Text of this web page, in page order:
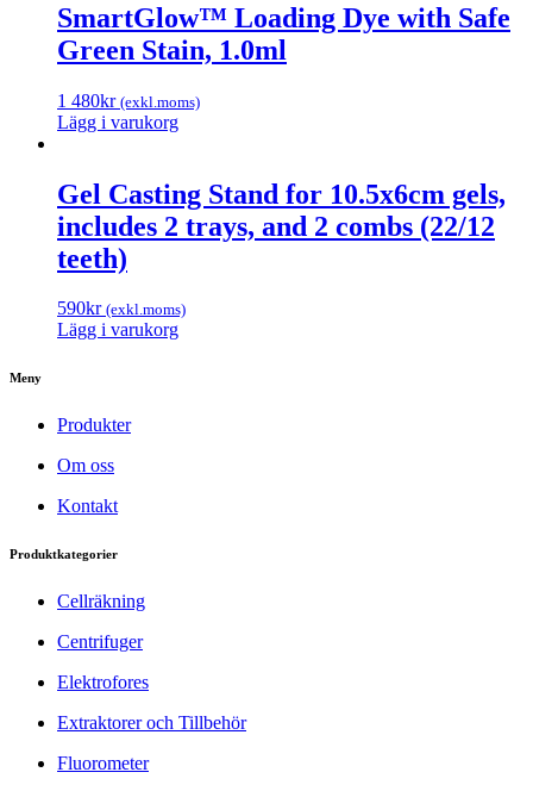
SmartGlow™ Loading Dye with Safe
Green Stain, 1.0ml
1 480kr (exkl.moms)
Lägg i varukorg
Gel Casting Stand for 10.5x6cm gels,
includes 2 trays, and 2 combs (22/12
teeth)
590kr (exkl.moms)
Lägg i varukorg
Meny
Produkter
Om oss
Kontakt
Produktkategorier
Cellräkning
Centrifuger
Elektrofores
Extraktorer och Tillbehör
Fluorometer